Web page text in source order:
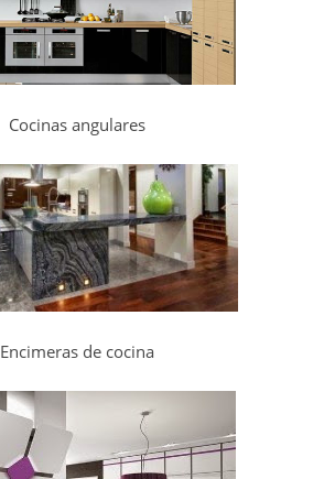
Cocinas angulares
Encimeras de cocina